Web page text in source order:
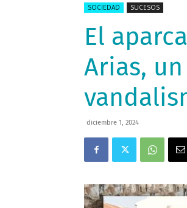
SOCIEDAD SUCESOS
El
Arias,
diciembre 1, 2024